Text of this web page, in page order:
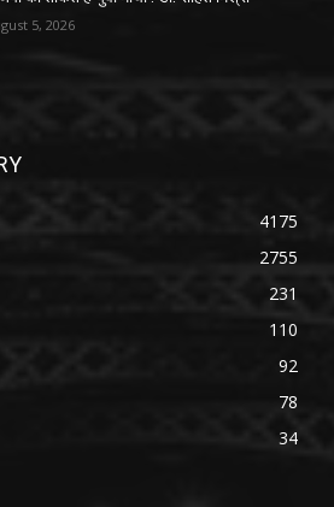
5, 2026
4175
2755
231
110
92
78
34